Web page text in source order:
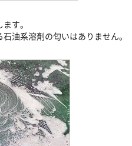
す。
油系溶剤の匂いはありません。